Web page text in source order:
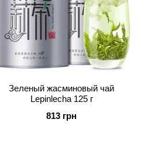
Зеленый жасминовый чай
Lepinlecha 125 г
813 грн